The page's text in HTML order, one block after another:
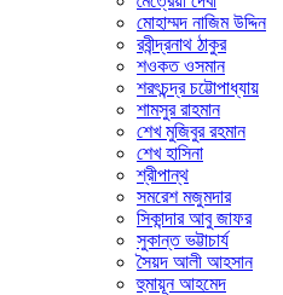
মোহাম্মদ নাজিম উদ্দিন
রবীন্দ্রনাথ ঠাকুর
শওকত ওসমান
শরৎচন্দ্র চট্টোপাধ্যায়
শামসুর রাহমান
শেখ মুজিবুর রহমান
শেখ হাসিনা
শ্রীপান্থ
সমরেশ মজুমদার
সিকান্দার আবু জাফর
সুকান্ত ভট্টাচার্য
সৈয়দ আলী আহসান
হুমায়ূন আহমেদ